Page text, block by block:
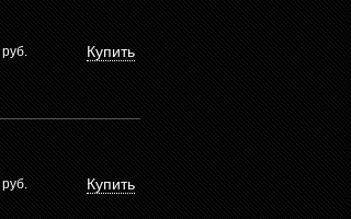
руб. Купить
руб. Купить